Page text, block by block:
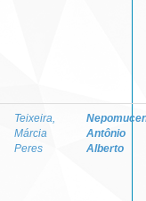
Teixeira,
Márcia
Peres
Antônio
Alberto